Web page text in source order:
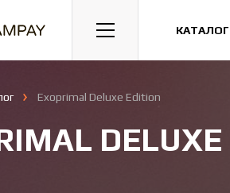
Гонки Казуальные
Exoprimal Deluxe Edition